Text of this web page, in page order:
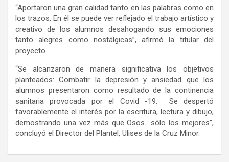
“Aportaron una gran calidad tanto en las palabras como en
los trazos. En él se puede ver reflejado el trabajo artístico y
creativo de los alumnos desahogando sus emociones
tanto alegres como nostálgicas”, afirmó la titular del
proyecto.
“Se alcanzaron de manera significativa los objetivos
planteados: Combatir la depresión y ansiedad que los
alumnos presentaron como resultado de la continencia
sanitaria provocada por el Covid -19. Se despertó
favorablemente el interés por la escritura, lectura y dibujo,
demostrando una vez más que Osos.. sólo los mejores”,
concluyó el Director del Plantel, Ulises de la Cruz Minor.